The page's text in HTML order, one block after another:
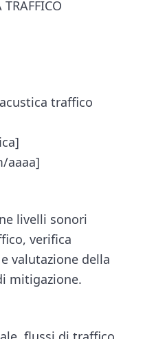
TRAFFICO
traffico
aaaa]
livelli sonori
verifica
valutazione della
mitigazione.